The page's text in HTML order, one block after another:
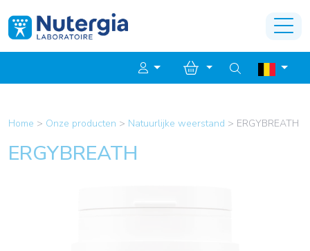
Home > Onze producten > Natuurlijke weerstand > ERGYBREATH
ERGYBREATH